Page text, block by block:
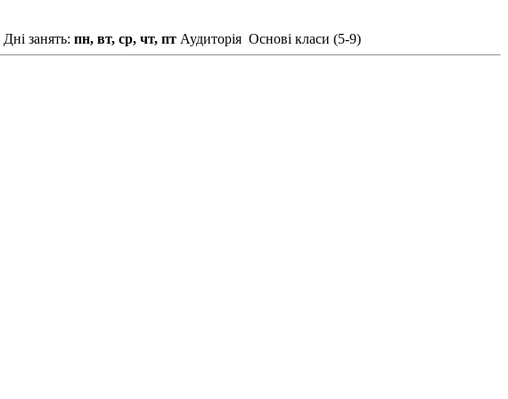
Дні занять: пн, вт, ср, чт, пт Аудиторія Основі класи (5-9)